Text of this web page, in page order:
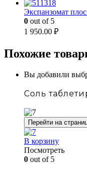
Экспанзомат
0 out of 5
1 950.00 ₽
Похожие
Вы добавили
Соль
Перейти на
В корзину
Посмотреть
0 out of 5